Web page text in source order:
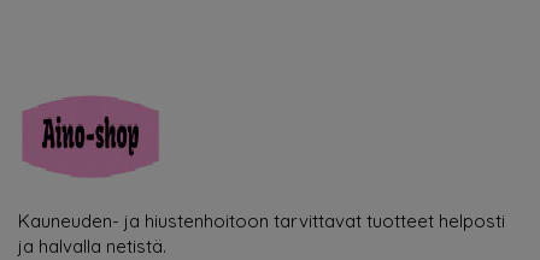
Kauneuden- ja hiustenhoitoon tarvittavat tuotteet helposti
ja halvalla netistä.